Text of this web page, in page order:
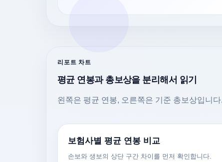
리포트 차트
평균 연봉과 총보상을 분리해서 읽기
왼쪽은 평균 연봉, 오른쪽은 기준 총보상입니
보험사별 평균 연봉 비교
손보와 생보의 상단 구간 차이를 먼저 확인합니다.